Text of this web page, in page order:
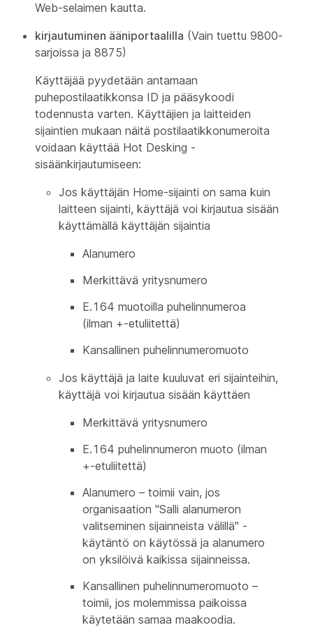
Web-selaimen kautta.
kirjautuminen ääniportaalilla (Vain tuettu 9800-
sarjoissa ja 8875)
Käyttäjää pyydetään antamaan
puhepostilaatikkonsa ID ja pääsykoodi
todennusta varten. Käyttäjien ja laitteiden
sijaintien mukaan näitä postilaatikkonumeroita
voidaan käyttää Hot Desking -
sisäänkirjautumiseen:
Jos käyttäjän Home-sijainti on sama kuin
laitteen sijainti, käyttäjä voi kirjautua sisään
käyttämällä käyttäjän sijaintia
Alanumero
Merkittävä yritysnumero
E.164 muotoilla puhelinnumeroa
(ilman +-etuliitettä)
Kansallinen puhelinnumeromuoto
Jos käyttäjä ja laite kuuluvat eri sijainteihin,
käyttäjä voi kirjautua sisään käyttäen
Merkittävä yritysnumero
E.164 puhelinnumeron muoto (ilman
+-etuliitettä)
Alanumero – toimii vain, jos
organisaation "Salli alanumeron
valitseminen sijainneista välillä" -
käytäntö on käytössä ja alanumero
on yksilöivä kaikissa sijainneissa.
Kansallinen puhelinnumeromuoto –
toimii, jos molemmissa paikoissa
käytetään samaa maakoodia.